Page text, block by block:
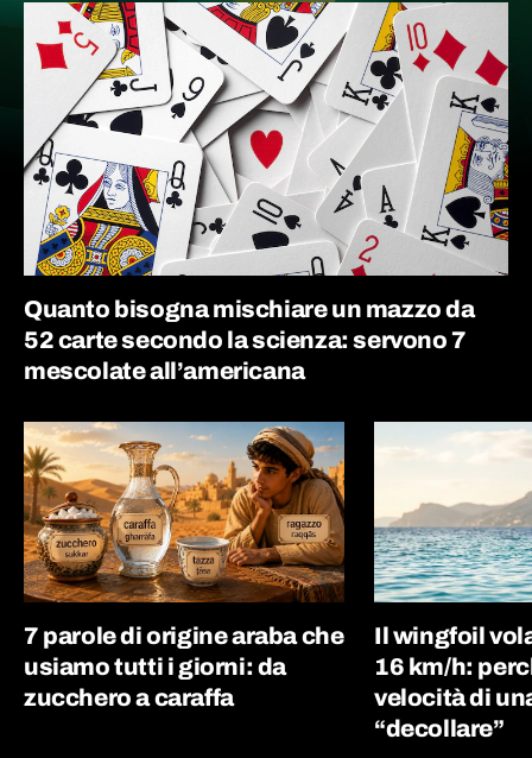
Quanto bisogna mischiare un mazzo da
52 carte secondo la scienza: servono 7
mescolate all’americana
7 parole di origine araba che
usiamo tutti i giorni: da
zucchero a caraffa
Il wingfoil
16 km/h:
velocità di
“decollare”